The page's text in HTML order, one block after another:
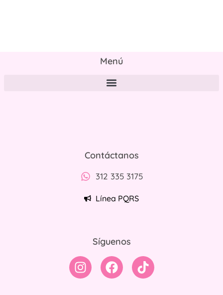
Menú
Contáctanos
312 335 3175
Línea PQRS
Síguenos